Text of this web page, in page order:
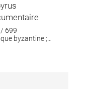
699
byzantine ;